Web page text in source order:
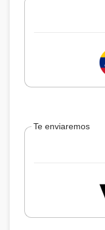
Te enviaremos